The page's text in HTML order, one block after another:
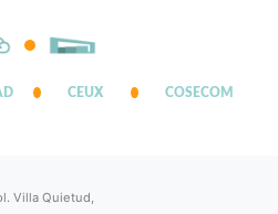
CEUX COSECOM
Villa Quietud,